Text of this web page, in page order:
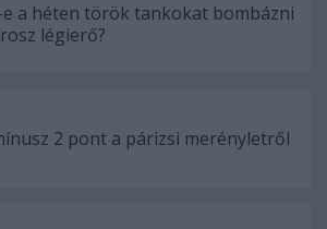
e a héten török tankokat bombázni
légierő?
2 pont a párizsi merényletről